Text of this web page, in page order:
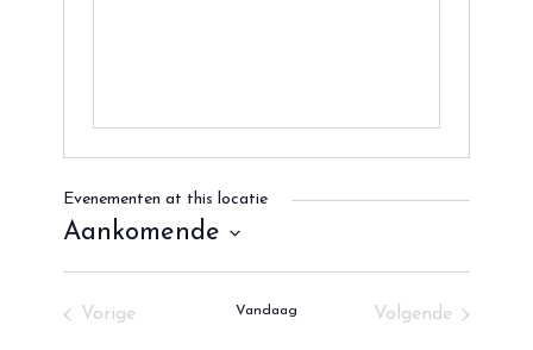
Evenementen at this locatie
Aankomende
Vorige
Vandaag
Volgende